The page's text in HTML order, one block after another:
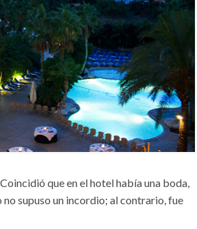
que en el hotel había una boda,
supuso un incordio; al contrario, fue